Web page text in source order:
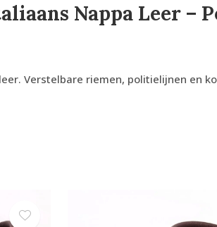
Nappa Leer –
Verstelbare riemen, politielijnen en